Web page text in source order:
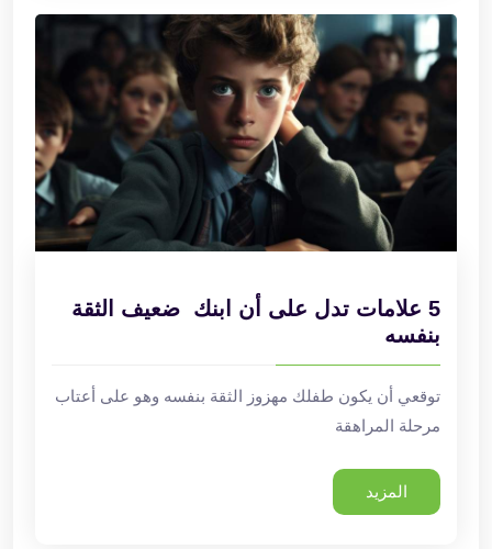
5 علامات تدل على أن ابنك ضعيف الثقة
بنفسه
توقعي أن يكون طفلك مهزوز الثقة بنفسه وهو على أعتاب
مرحلة المراهقة
المزيد